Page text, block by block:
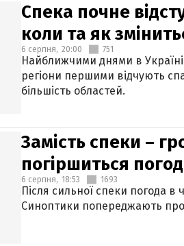
Спека почне
коли та як
6 серпня, 20:00 751
Найближчими днями в Україні
регіони першими відчують
більшість областей.
Замість спеки –
погіршиться
6 серпня, 18:53 1693
Після сильної спеки погода в
Синоптики попереджають